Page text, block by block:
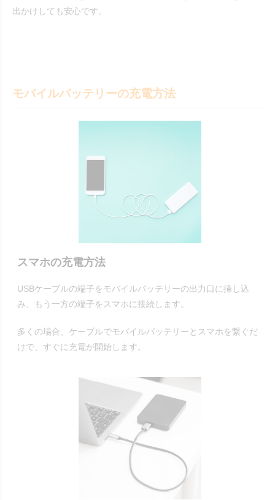
出かけしても安心です。
モバイルバッテリーの充電方法
スマホの充電方法
USBケーブルの端子をモバイルバッテリーの出力口に挿し込
み、もう一方の端子をスマホに接続します。
多くの場合、ケーブルでモバイルバッテリーとスマホを繋ぐだ
けで、すぐに充電が開始します。